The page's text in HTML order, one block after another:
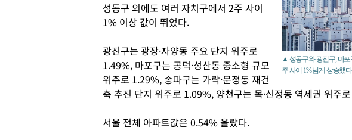
▲ 성동구와 광진구, 마포
주 사이 1% 넘게 상승했
성동구 외에도 여러 자치구에서 2주 사이
1% 이상 값이 뛰었다.
광진구는 광장·자양동 주요 단지 위주로
1.49%, 마포구는 공덕·성산동 중소형 규모
위주로 1.29%, 송파구는 가락·문정동 재건
축 추진 단지 위주로 1.09%, 양천구는 목·신정동 역세권 위주
서울 전체 아파트값은 0.54% 올랐다.